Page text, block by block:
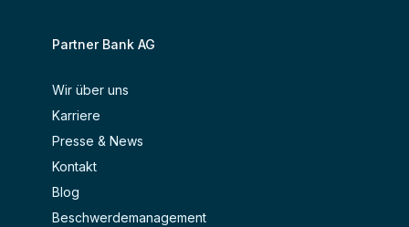
Partner Bank AG
Wir über uns
Karriere
Presse & News
Kontakt
Blog
Beschwerdemanagement